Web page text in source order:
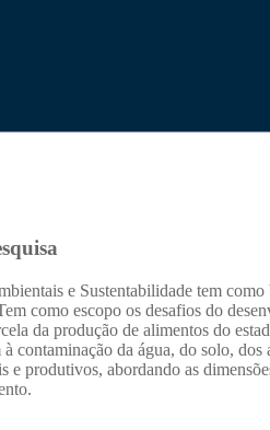
e Sustentabilidade tem
como escopo os desafios do
da produção de alimentos do
contaminação da água, do solo,
e produtivos, abordando as